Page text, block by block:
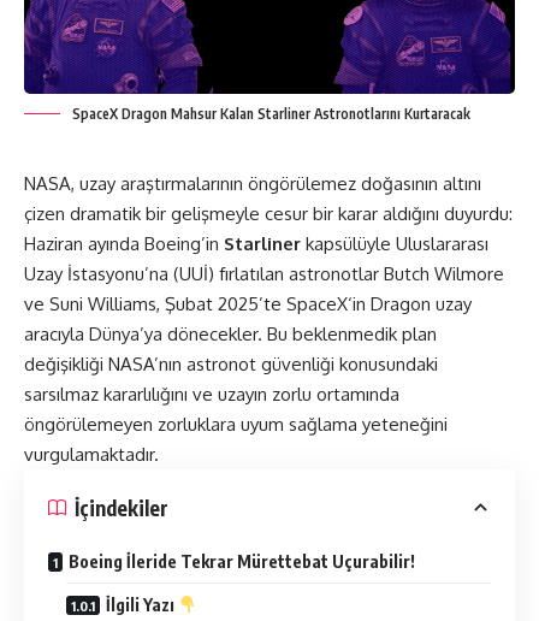
SpaceX Dragon Mahsur Kalan Starliner Astronotlarını Kurtaracak
NASA, uzay araştırmalarının öngörülemez doğasının altını
çizen dramatik bir gelişmeyle cesur bir karar aldığını duyurdu:
Haziran ayında Boeing’in Starliner kapsülüyle Uluslararası
Uzay İstasyonu’na (UUİ) fırlatılan astronotlar Butch Wilmore
ve Suni Williams, Şubat 2025’te SpaceX‘in Dragon uzay
aracıyla Dünya’ya dönecekler. Bu beklenmedik plan
değişikliği NASA’nın astronot güvenliği konusundaki
sarsılmaz kararlılığını ve uzayın zorlu ortamında
öngörülemeyen zorluklara uyum sağlama yeteneğini
vurgulamaktadır.
İçindekiler
Boeing İleride Tekrar Mürettebat Uçurabilir!
İlgili Yazı